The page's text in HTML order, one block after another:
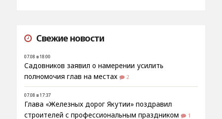
Свежие новости
07.08 в 18:00
Садовников заявил о намерении усилить
полномочия глав на местах
2
07.08 в 17:37
Глава «Железных дорог Якутии» поздравил
строителей с профессиональным праздником
1